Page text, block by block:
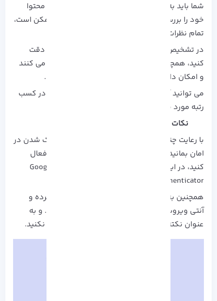
شما باید به صورت فعال و مداوم نظرات وارده به محتوا
خود را بررسی کنید، اما در نظر داشته باشید که ممکن است،
تمام نظرات منفی از سمت رقیبان شما نباشند!
در تشخیص کاربران جعلی به نام و پروفایل آن ها دقت
کنید، همچنین بیشتر آن ها از ادبیات خاص پیروی می کنند
و امکان دارد متن شان حاوی غلط املایی نیز باشد.
می توانید آن ها را حذف و بدون توجه به راه خود در کسب
رتبه مورد نظرتان ادامه دهید.
نکات امنیتی در برابر هکر ها
با رعایت چند نکته ساده به راحتی می توانید از هک شدن در
امان بمانید، برای مثال احراز هویت دو مرحله ای را فعال
کنید، در این صورت هر بار که وارد می شوید از Google
Authenticator کدی دریافت خواهید کرد.
همچنین به طور منظم فایل های پشتیبان ایجاد کرده و
آنتی ویروس های خود را قوی و به روز نگه دارید. و به
عنوان نکته پایانی از رمز عبور های ساده استفاده نکنید.